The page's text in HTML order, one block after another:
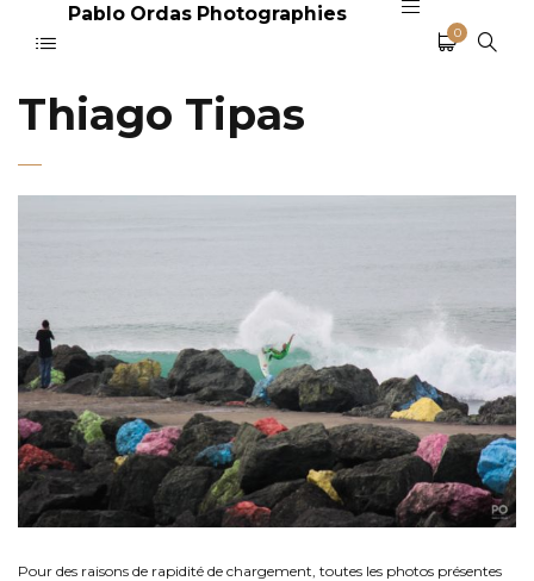
Pablo Ordas Photographies
0
Thiago Tipas
Pour des raisons de rapidité de chargement, toutes les photos présentes